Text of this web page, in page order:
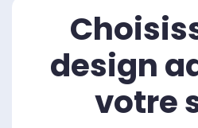
design
votre